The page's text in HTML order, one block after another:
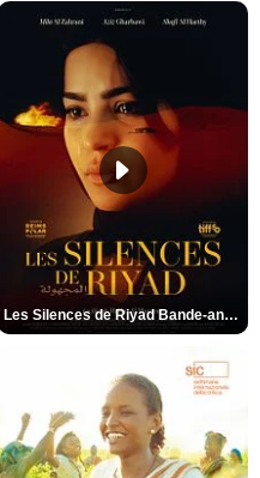
Les Silences de Riyad Bande-annonce VO STFR